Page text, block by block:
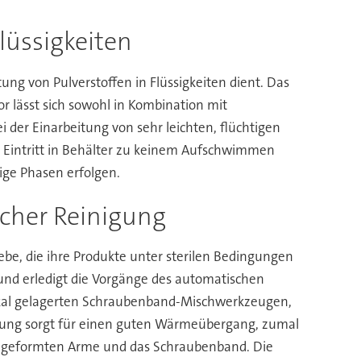
von Pulverstoffen in Flüssigkeiten dient. Das
lässt sich sowohl in Kombination mit
der Einarbeitung von sehr leichten, flüchtigen
in Behälter zu keinem Aufschwimmen
Phasen erfolgen.
Reinigung
die ihre Produkte unter sterilen Bedingungen
erledigt die Vorgänge des automatischen
gelagerten Schraubenband-Mischwerkzeugen,
sorgt für einen guten Wärmeübergang, zumal
Arme und das Schraubenband. Die